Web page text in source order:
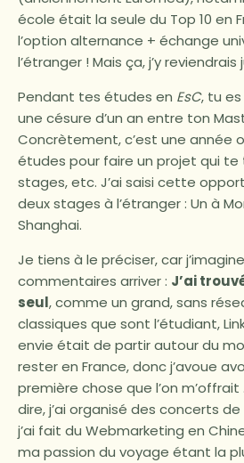
école était la seule du Top 10 en
l’option alternance + échange
l’étranger ! Mais ça, j’y
Pendant tes études en EsC, tu
une césure d’un an entre ton
Concrètement, c’est une année
études pour faire un projet qui te
stages, etc. J’ai saisi cette
deux stages à l’étranger : Un à
Shanghai.
Je tiens à le préciser, car
commentaires arriver : J’ai
seul, comme un grand, sans
classiques que sont l’étudiant,
envie était de partir autour du
rester en France, donc j’avoue
première chose que l’on
dire, j’ai organisé des concerts
j’ai fait du Webmarketing en
ma passion du voyage étant la